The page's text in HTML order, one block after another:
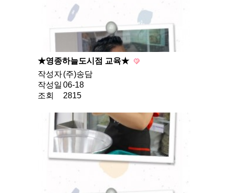
★영종하늘도시점 교육★
작성자(주)송담
작성일 06-18
조회
2815